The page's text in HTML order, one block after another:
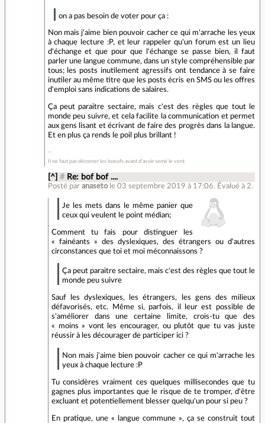
on a pas besoin de voter pour ça :
Non mais j'aime bien pouvoir cacher ce qui m'arrache les yeux
à chaque lecture :P, et leur rappeler qu'un forum est un lieu
d'échange et que pour que l'échange se passe bien, il faut
parler une langue commune, dans un style compréhensible par
tous; les posts inutilement agressifs ont tendance à se faire
inutiler au même titre que les posts écris en SMS ou les offres
d'emploi sans indications de salaires.
Ça peut paraitre sectaire, mais c'est des règles que tout le
monde peu suivre, et cela facilite la communication et permet
aux gens lisant et écrivant de faire des progrès dans la langue.
Et en plus ça rends le poil plus brillant !
Il ne faut pas décorner les boeufs avant d'avoir semé le vent
[^] # Re: bof bof ....
Posté par anaseto le 03 septembre 2019 à 17:06. Évalué à 2.
Je les mets dans le même panier que
ceux qui veulent le point médian;
Comment tu fais pour distinguer les
« fainéants » des dyslexiques, des étrangers ou d'autres
circonstances que toi et moi méconnaissons ?
Ça peut paraitre sectaire, mais c'est des règles que tout le
monde peu suivre
Sauf les dyslexiques, les étrangers, les gens des milieux
défavorisés, etc. Même si, parfois, il leur est possible de
s'améliorer dans une certaine limite, crois-tu que des
« moins » vont les encourager, ou plutôt que tu vas juste
réussir à les décourager de participer ici ?
Non mais j'aime bien pouvoir cacher ce qui m'arrache les
yeux à chaque lecture :P
Tu considères vraiment ces quelques millisecondes que tu
gagnes plus importantes que le risque de te tromper, d'être
excluant et potentiellement blesser quelqu'un pour si peu ?
En pratique, une « langue commune », ça se construit tout